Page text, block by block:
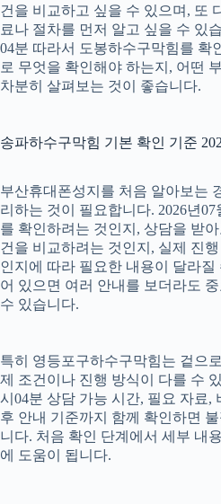
건을 비교하고 싶을 수 있으며, 또
료나 절차를 먼저 알고 싶을 수 있
04분 따라서 도봉하수구막힘를 확
로 무엇을 확인해야 하는지, 어떤
차분히 살펴보는 것이 좋습니다.
송파하수구막힘 기본 확인 기준
부산휴대폰성지를 처음 알아보는
리하는 것이 필요합니다. 2026년07
를 확인하려는 것인지, 상담을 받
건을 비교하려는 것인지, 실제 진
인지에 따라 필요한 내용이 달라질
어 있으면 여러 안내를 보더라도
수 있습니다.
특히 영등포구하수구막힘는 겉으
제 조건이나 진행 방식이 다를 수
시04분 상담 가능 시간, 필요 자료,
후 안내 기준까지 함께 확인하면
니다. 처음 확인 단계에서 세부 내
에 도움이 됩니다.